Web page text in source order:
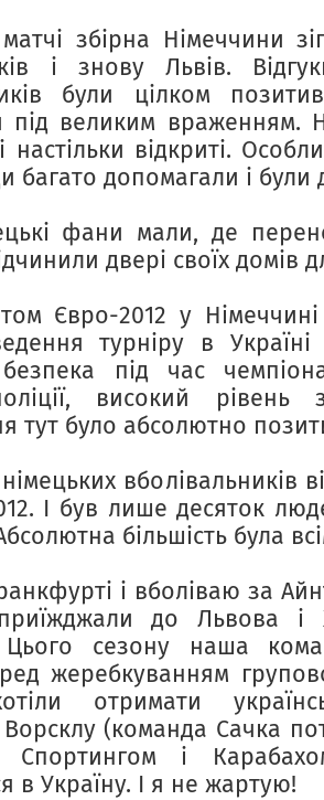
збірна Німеччини
і знову Львів.
були цілком
під великим враженням.
настільки відкриті.
багато допомагали і були
фани мали, де
двері своїх домів
Євро-2012 у Німеччині
турніру в Україні
під час
високий рівень
тут було абсолютно
вболівальників
І був лише десяток
більшість була
і вболіваю за
до Львова і
Цього сезону наша
жеребкуванням
отримати
Ворсклу (команда Сачка
Спортингом і
в Україну. І я не жартую!